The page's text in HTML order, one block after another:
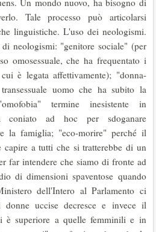
Un mondo nuovo, ha bisogno di
Tale processo può articolarsi
linguistiche. L'uso dei neologismi.
neologismi: "genitore sociale" (per
omosessuale, che ha frequentato i
è legata affettivamente); "donna-
uomo che ha subito la
termine inesistente in
coniato ad hoc per sdoganare
la famiglia; "eco-morire" perché il
capire a tutti che si tratterebbe di un
far intendere che siamo di fronte ad
di dimensioni spaventose quando
dell'Intero al Parlamento ci
uccise decresce e invece il
è superiore a quelle femminili e in